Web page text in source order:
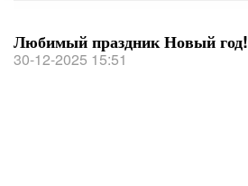
Любимый праздник Новый год!
30-12-2025 15:51